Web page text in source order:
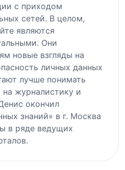
с приходом
сетей. В целом,
являются
Они
новые взгляды на
личных данных
лучше понимать
на журналистику и
окончил
знаний» в г. Москва
в ряде ведущих